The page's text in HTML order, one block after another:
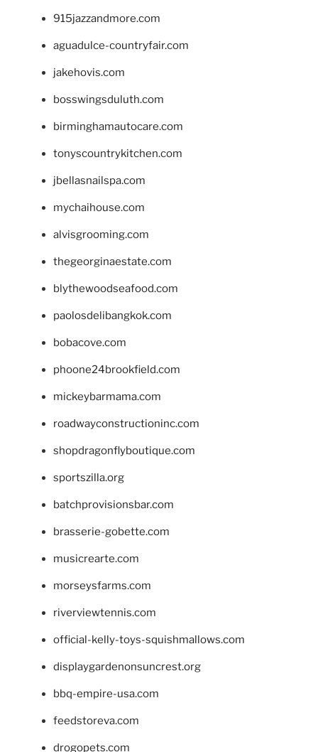
915jazzandmore.com
aguadulce-countryfair.com
jakehovis.com
bosswingsduluth.com
birminghamautocare.com
tonyscountrykitchen.com
jbellasnailspa.com
mychaihouse.com
alvisgrooming.com
thegeorginaestate.com
blythewoodseafood.com
paolosdelibangkok.com
bobacove.com
phoone24brookfield.com
mickeybarmama.com
roadwayconstructioninc.com
shopdragonflyboutique.com
sportszilla.org
batchprovisionsbar.com
brasserie-gobette.com
musicrearte.com
morseysfarms.com
riverviewtennis.com
official-kelly-toys-squishmallows.com
displaygardenonsuncrest.org
bbq-empire-usa.com
feedstoreva.com
drogopets.com